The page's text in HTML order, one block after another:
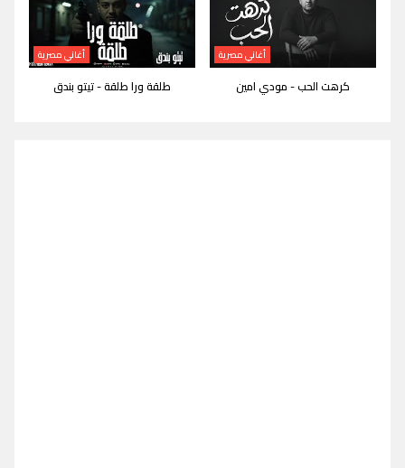
أغاني مصرية
كرهت الحب - مودي امين
أغاني مصرية
طلقة ورا طلقة - تيتو بندق